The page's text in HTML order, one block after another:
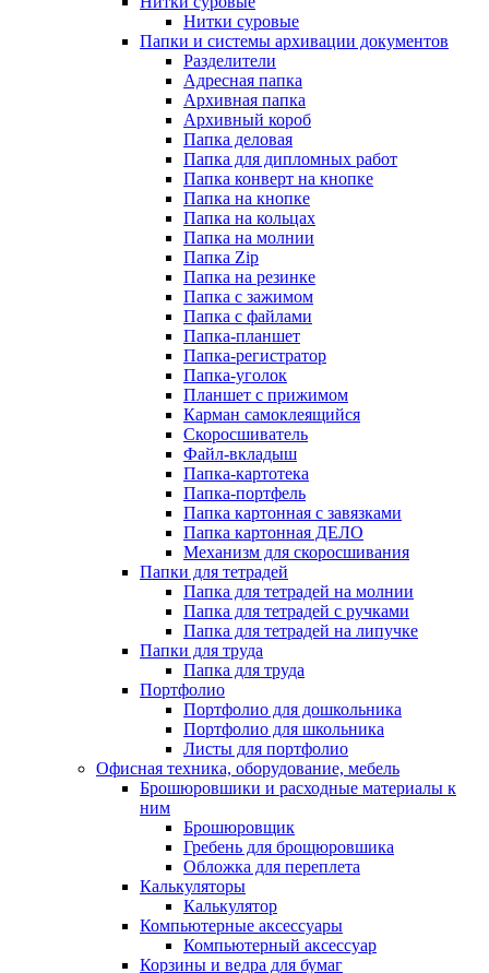
Нитки суровые
Папки и системы архивации документов
Разделители
Адресная папка
Архивная папка
Архивный короб
Папка деловая
Папка для дипломных работ
Папка конверт на кнопке
Папка на кнопке
Папка на кольцах
Папка на молнии
Папка Zip
Папка на резинке
Папка с зажимом
Папка с файлами
Папка-планшет
Папка-регистратор
Папка-уголок
Планшет с прижимом
Карман самоклеящийся
Скоросшиватель
Файл-вкладыш
Папка-картотека
Папка-портфель
Папка картонная с завязками
Папка картонная ДЕЛО
Механизм для скоросшивания
Папки для тетрадей
Папка для тетрадей на молнии
Папка для тетрадей с ручками
Папка для тетрадей на липучке
Папки для труда
Папка для труда
Портфолио
Портфолио для дошкольника
Портфолио для школьника
Листы для портфолио
Офисная техника, оборудование, мебель
Брошюровшики и расходные материалы к
ним
Брошюровщик
Гребень для брощюровшика
Обложка для переплета
Калькуляторы
Калькулятор
Компьютерные аксессуары
Компьютерный аксессуар
Корзины и ведра для бумаг